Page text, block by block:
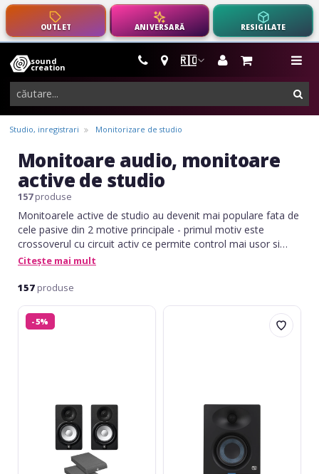
OUTLET ANIVERSARĂ RESIGILATE
🇷🇴
sound
creation
instrumente
muzicale,
echipamente
pro-
audio
Studio, inregistrari Monitorizare de studio
Monitoare audio, monitoare
active de studio
157produse
Monitoarele active de studio au devenit mai populare fata de
cele pasive din 2 motive principale - primul motiv este
crossoverul cu circuit activ ce permite control mai usor si
exact, iar al doilea motiv este prezenta amplificatorului
control prin faptul ca amplificarea semnalului pe un canal
corelate optim si nu in ultimul rand ocupa mai putin spatiu in
studio.
Citește mai mult
157 produse
Yamaha
HS5-5%
Presonus